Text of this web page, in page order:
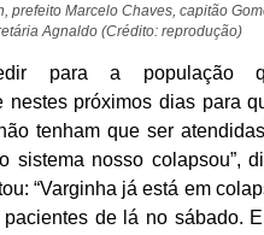
prefeito Marcelo Chaves, capitão
Agnaldo (Crédito: reprodução)
para a população
nestes próximos dias para
tenham que ser
sistema nosso colapsou”,
“Varginha já está em
de lá no sábado.